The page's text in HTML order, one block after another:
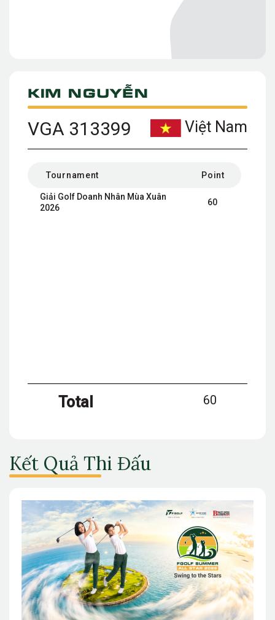
Kim Nguyễn
VGA 313399 Việt Nam
Tournament Point
Giải Golf Doanh Nhân Mùa Xuân
2026
60
Total 60
Kết Quả Thi Đấu